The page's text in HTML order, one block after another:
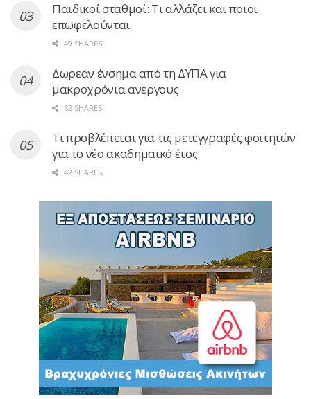
Παιδικοί σταθμοί: Τι αλλάζει και ποιοι
επωφελούνται
49 SHARES
Δωρεάν ένσημα από τη ΔΥΠΑ για
μακροχρόνια ανέργους
62 SHARES
Τι προβλέπεται για τις μετεγγραφές φοιτητών
για το νέο ακαδημαϊκό έτος
42 SHARES